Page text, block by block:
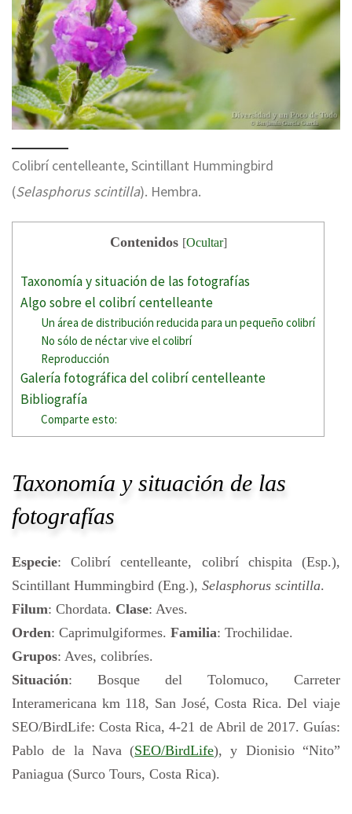
Colibrí centelleante, Scintillant Hummingbird
(Selasphorus scintilla). Hembra.
Contenidos [Ocultar]
Taxonomía y situación de las fotografías
Algo sobre el colibrí centelleante
Un área de distribución reducida para un pequeño colibrí
No sólo de néctar vive el colibrí
Reproducción
Galería fotográfica del colibrí centelleante
Bibliografía
Comparte esto:
Taxonomía y situación de las
fotografías
Especie: Colibrí centelleante, colibrí chispita (Esp.),
Scintillant Hummingbird (Eng.), Selasphorus scintilla.
Filum: Chordata. Clase: Aves.
Orden: Caprimulgiformes. Familia: Trochilidae.
Grupos: Aves, colibríes.
Situación: Bosque del Tolomuco, Carreter
Interamericana km 118, San José, Costa Rica. Del viaje
SEO/BirdLife: Costa Rica, 4-21 de Abril de 2017. Guías:
Pablo de la Nava (SEO/BirdLife), y Dionisio “Nito”
Paniagua (Surco Tours, Costa Rica).